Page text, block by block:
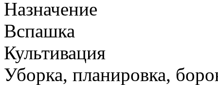
Назначение
Вспашка
Культивация
Уборка, планировка,